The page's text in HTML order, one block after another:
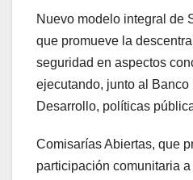
Nuevo modelo integral de
que promueve la
seguridad en aspectos
ejecutando, junto al Banco
Desarrollo, políticas
Comisarías Abiertas, que
participación comunitaria